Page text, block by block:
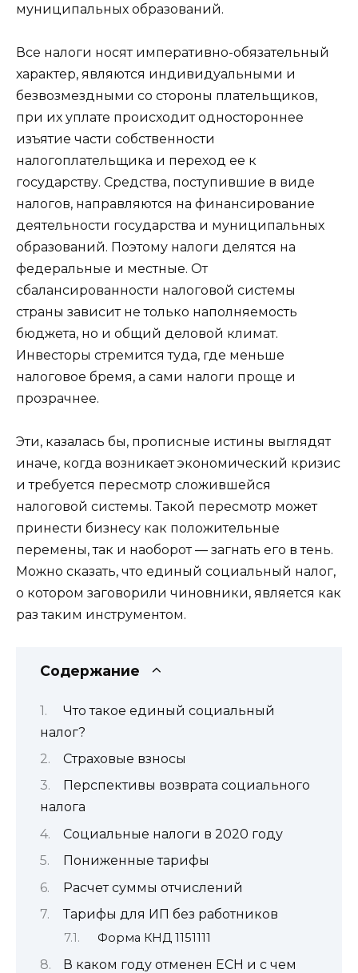
муниципальных образований.
Все налоги носят императивно-обязательный
характер, являются индивидуальными и
безвозмездными со стороны плательщиков,
при их уплате происходит одностороннее
изъятие части собственности
налогоплательщика и переход ее к
государству. Средства, поступившие в виде
налогов, направляются на финансирование
деятельности государства и муниципальных
образований. Поэтому налоги делятся на
федеральные и местные. От
сбалансированности налоговой системы
страны зависит не только наполняемость
бюджета, но и общий деловой климат.
Инвесторы стремится туда, где меньше
налоговое бремя, а сами налоги проще и
прозрачнее.
Эти, казалась бы, прописные истины выглядят
иначе, когда возникает экономический кризис
и требуется пересмотр сложившейся
налоговой системы. Такой пересмотр может
принести бизнесу как положительные
перемены, так и наоборот — загнать его в тень.
Можно сказать, что единый социальный налог,
о котором заговорили чиновники, является как
раз таким инструментом.
Содержание
Что такое единый социальный
налог?
Страховые взносы
Перспективы возврата социального
налога
Социальные налоги в 2020 году
Пониженные тарифы
Расчет суммы отчислений
Тарифы для ИП без работников
Форма КНД 1151111
В каком году отменен ЕСН и с чем